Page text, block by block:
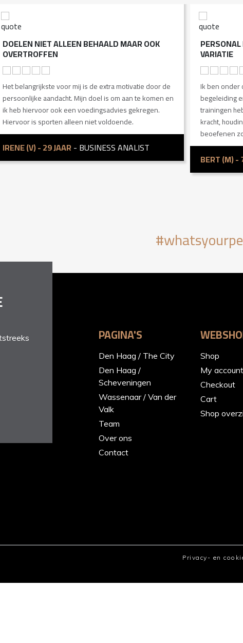
DOELEN NIET ALLEEN BEHAALD MAAR OOK
OVERTROFFEN
Het belangrijkste voor mij is de extra motivatie door de
persoonlijke aandacht. Mijn doel is om aan te komen en
ik heb hiervoor ook een voedingsadvies gekregen.
Hiervoor is sporten alleen niet voldoende.
IRENE (V) - 29 JAAR - BUSINESS ANALIST
VARIATIE
Ik ben onder
begeleiding
trainingen
kracht,
beoefenen
BERT (M) -
PAGINA'S
Den Haag / The City
Den Haag /
Scheveningen
Wassenaar / Van der
Valk
Team
Over ons
Contact
Shop
My account
Checkout
Cart
Shop
Privacy- en